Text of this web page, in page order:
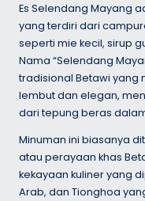
Es Selendang Mayang
yang terdiri dari
seperti mie kecil, sirup
Nama “Selendang
tradisional Betawi yang
lembut dan elegan,
dari tepung beras
Minuman ini biasanya
atau perayaan khas
kekayaan kuliner yang
Arab, dan Tionghoa